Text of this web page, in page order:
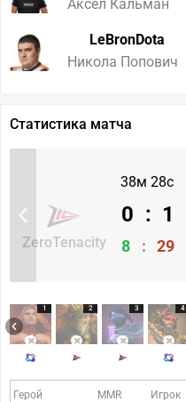
Аксел Кальман
LeBronDota
Никола Попович
Статистика матча
38м 28с
ZeroTenacity
0 : 1
8 : 29
1 2 3 4
Герой MMR Игрок